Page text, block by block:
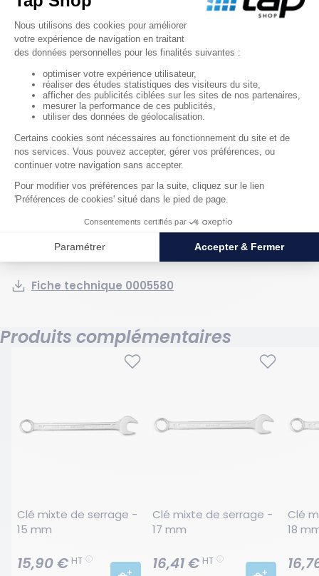
Caractéristiques techniques
Générales
Poids : 0.175 kg
Matériau : Acier cv
Documentation
Fiche technique 0005580
Produits complémentaires
Clé mixte de serrage -
15 mm
15,90 € HT
Clé mixte de serrage -
17 mm
16,41 € HT
Clé
18